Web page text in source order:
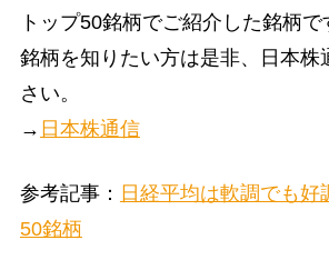
トップ50銘柄でご紹介した銘柄
銘柄を知りたい方は是非、日本株
さい。
→ 日本株通信
参考記事： 日経平均は軟調でも好
50銘柄